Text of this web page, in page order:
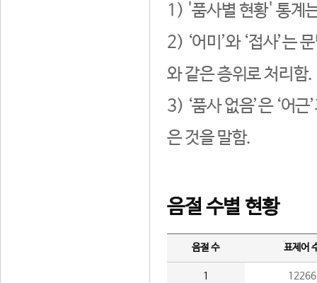
1) '품사별 현황' 통계
2) ‘어미’와 ‘접사’는
와 같은 층위로 처리함.
3) ‘품사 없음’은 ‘어
은 것을 말함.
음절 수별 현황
음절 수 표제어
1 12266